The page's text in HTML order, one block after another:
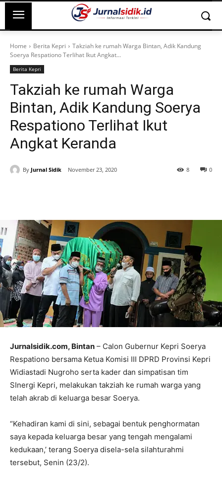
Home Berita Kepri
Takziah ke rumah Warga Bintan, Adik Kandung
Soerya Respationo Terlihat Ikut Angkat...
Berita Kepri
Takziah ke rumah Warga
Bintan, Adik Kandung Soerya
Respationo Terlihat Ikut
Angkat Keranda
By Jurnal Sidik November 23, 2020 0
8
Jurnalsidik.com, Bintan – Calon Gubernur Kepri Soerya
Respationo bersama Ketua Komisi III DPRD Provinsi Kepri
Widiastadi Nugroho serta kader dan simpatisan tim
SInergi Kepri, melakukan takziah ke rumah warga yang
telah akrab di keluarga besar Soerya.
“Kehadiran kami di sini, sebagai bentuk penghormatan
saya kepada keluarga besar yang tengah mengalami
kedukaan,’ terang Soerya disela-sela silahturahmi
tersebut, Senin (23/2).